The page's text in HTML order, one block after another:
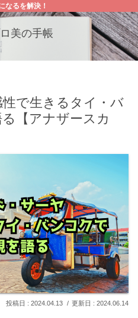
なるを解決！
美の手帳
で生きるタイ・バ
【アナザースカ
2024.04.13 2024.06.14